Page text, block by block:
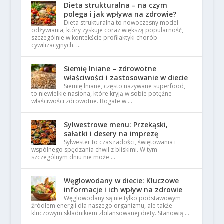
Dieta strukturalna – na czym
polega i jak wpływa na zdrowie?
Dieta strukturalna to nowoczesny model
odżywiania, który zyskuje coraz większą popularność,
szczególnie w kontekście profilaktyki chorób
cywilizacyjnych. …
Siemię lniane – zdrowotne
właściwości i zastosowanie w diecie
Siemię lniane, często nazywane superfood,
to niewielkie nasiona, które kryją w sobie potężne
właściwości zdrowotne. Bogate w …
Sylwestrowe menu: Przekąski,
sałatki i desery na imprezę
Sylwester to czas radości, świętowania i
wspólnego spędzania chwil z bliskimi. W tym
szczególnym dniu nie może …
Węglowodany w diecie: Kluczowe
informacje i ich wpływ na zdrowie
Węglowodany są nie tylko podstawowym
źródłem energii dla naszego organizmu, ale także
kluczowym składnikiem zbilansowanej diety. Stanowią …